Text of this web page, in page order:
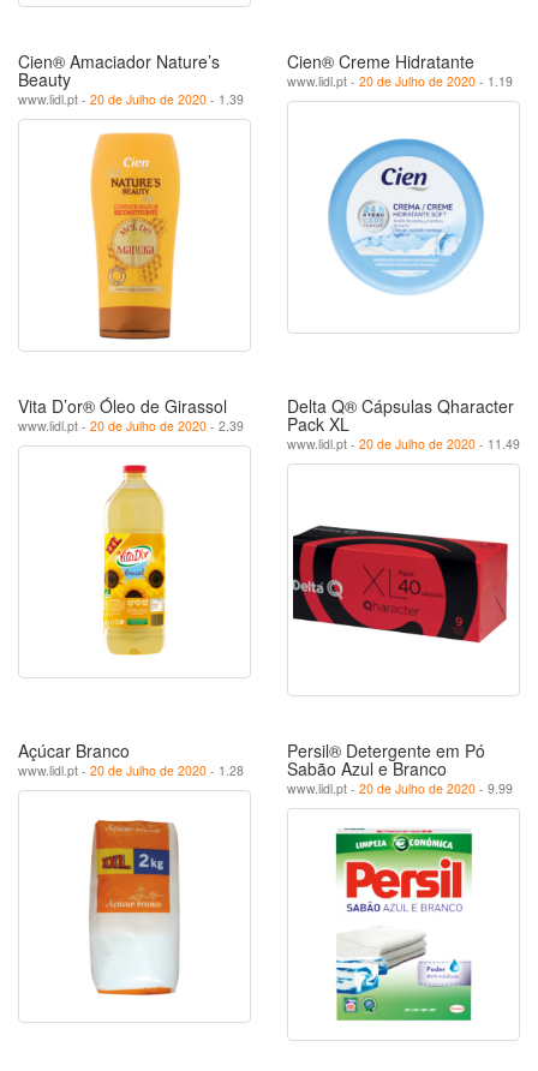
Cien® Amaciador Nature’s
Beauty
www.lidl.pt - 20 de Julho de 2020 - 1.39
Cien® Creme Hidratante
www.lidl.pt - 20 de Julho de 2020 - 1.19
Vita D’or® Óleo de Girassol
www.lidl.pt - 20 de Julho de 2020 - 2.39
Delta Q® Cápsulas Qharacter
Pack XL
www.lidl.pt - 20 de Julho de 2020 - 11.49
Açúcar Branco
www.lidl.pt - 20 de Julho de 2020 - 1.28
Persil® Detergente em Pó
Sabão Azul e Branco
www.lidl.pt - 20 de Julho de 2020 - 9.99